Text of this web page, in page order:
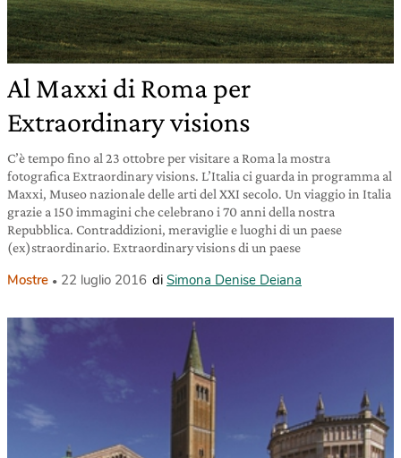
Al Maxxi di Roma per
Extraordinary visions
C’è tempo fino al 23 ottobre per visitare a Roma la mostra
fotografica Extraordinary visions. L’Italia ci guarda in programma al
Maxxi, Museo nazionale delle arti del XXI secolo. Un viaggio in Italia
grazie a 150 immagini che celebrano i 70 anni della nostra
Repubblica. Contraddizioni, meraviglie e luoghi di un paese
(ex)straordinario. Extraordinary visions di un paese
Mostre 22 luglio 2016 di Simona Denise Deiana